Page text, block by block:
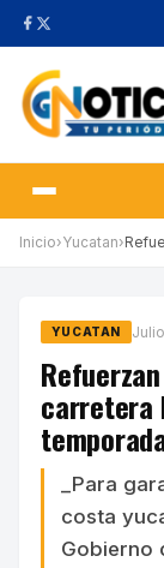
Inicio›Yucatan›
YUCATAN
carretera
_Para
costa
Gobierno